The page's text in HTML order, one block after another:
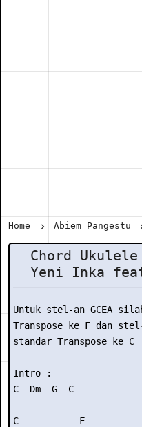
Home Abiem Pangestu
Chord
Yeni Inka
Untuk stel-an GCEA
Transpose ke F dan
standar Transpose ke C
Intro :
C  Dm  G  C
C           F